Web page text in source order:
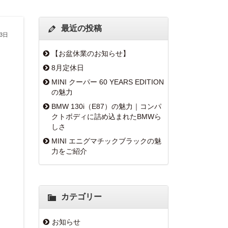
日
最近の投稿
【お盆休業のお知らせ】
8月定休日
MINI クーパー 60 YEARS EDITION
の魅力
BMW 130i（E87）の魅力｜コンパ
クトボディに詰め込まれたBMWら
しさ
MINI エニグマチックブラックの魅
力をご紹介
カテゴリー
お知らせ